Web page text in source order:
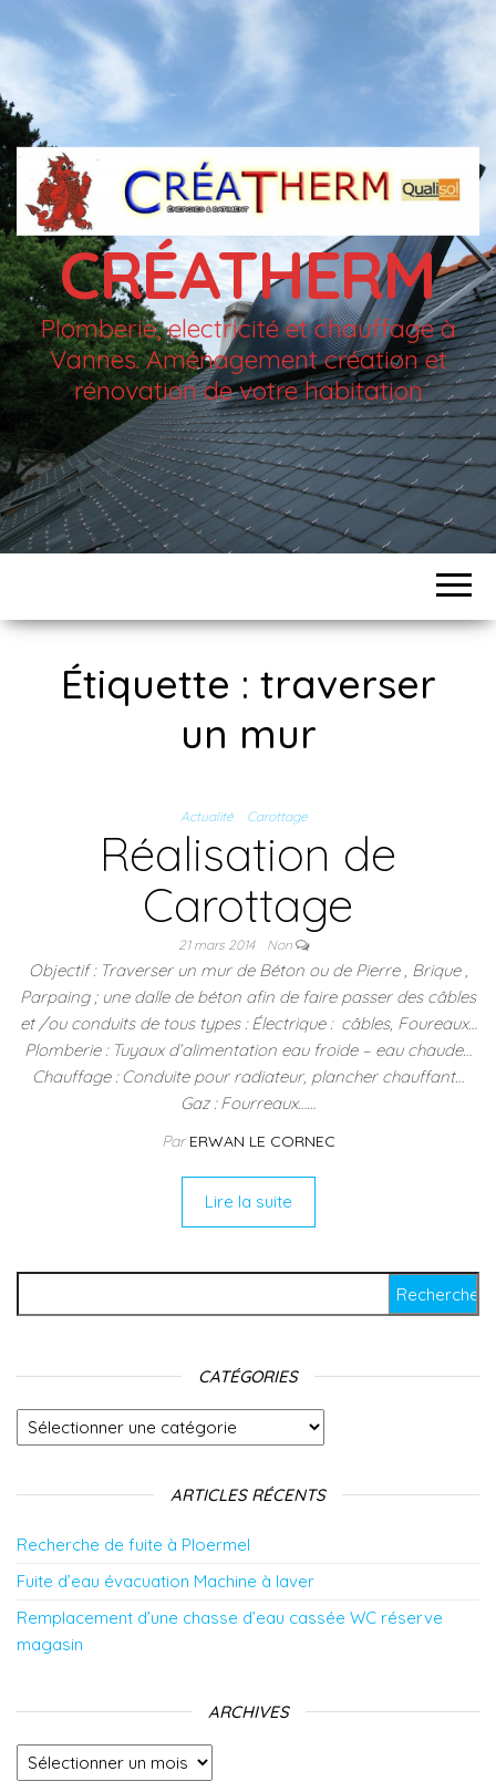
CRÉATHERM
Plomberie, electricité et chauffage à
Vannes. Aménagement création et
rénovation de votre habitation
Étiquette : traverser
un mur
Actualité Carottage
Réalisation de
Carottage
21 mars 2014 Non
Objectif : Traverser un mur de Béton ou de Pierre , Brique ,
Parpaing ; une dalle de béton afin de faire passer des câbles
et /ou conduits de tous types : Électrique : câbles, Foureaux…
Plomberie : Tuyaux d’alimentation eau froide – eau chaude…
Chauffage : Conduite pour radiateur, plancher chauffant…
Gaz : Fourreaux……
ParERWAN LE CORNEC
Lire la suite
CATÉGORIES
Catégories
ARTICLES RÉCENTS
Recherche de fuite à Ploermel
Fuite d’eau évacuation Machine à laver
Remplacement d’une chasse d’eau cassée WC réserve
magasin
ARCHIVES
Archives